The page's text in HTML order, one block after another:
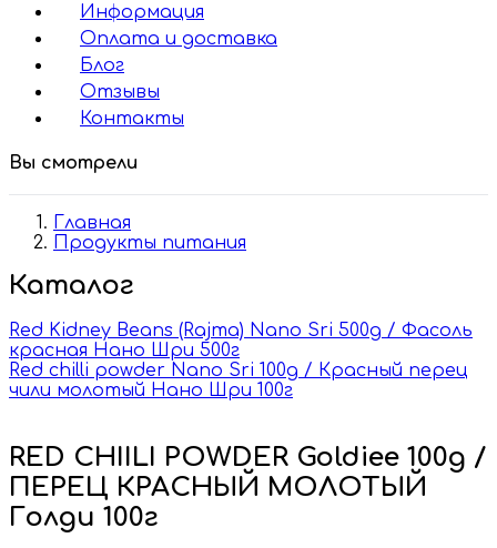
Информация
Оплата и доставка
Блог
Отзывы
Контакты
Вы смотрели
Главная
Продукты питания
Каталог
Red Kidney Beans (Rajma) Nano Sri 500g / Фасоль
красная Нано Шри 500г
Red chilli powder Nano Sri 100g / Красный перец
чили молотый Нано Шри 100г
RED CHIILI POWDER Goldiee 100g /
ПЕРЕЦ КРАСНЫЙ МОЛОТЫЙ
Голди 100г